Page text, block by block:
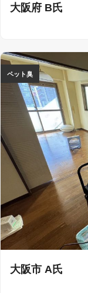
大阪府 B氏
大阪市 A氏
ペット臭